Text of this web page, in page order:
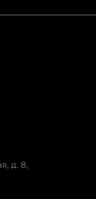
д. 8,